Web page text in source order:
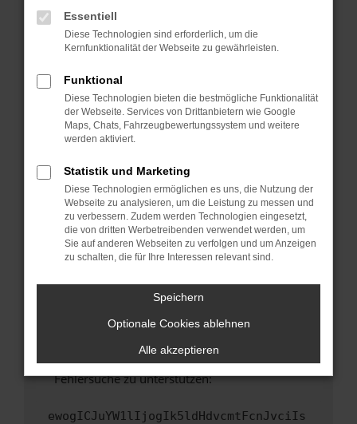
Manche Erweiterungen, wie Werbeblocker,
können das Laden bestimmter Seiten
verhindern. Funktioniert die Seite in einem
Fenster?
Starte dein Gerät neu.
Das kann manchmal helfen, vorübergehende
Probleme zu beheben.
Betriebssystem auf dem neuesten Stand
sind.
Veraltete Software birgt nicht nur ein
Sicherheitsrisiko, sondern kann auch dazu
führen, dass bestimmte Funktionen nicht mehr
unterstützt werden.
Wende dich an den Webseitenbetreiber.
Wenn du alle oben genannten Schritte versucht
hast, kontaktiere uns bitte. Wir werden
versuchen, das Problem zu beheben. Du kannst
uns diesen Text schicken, um uns bei der
Fehlersuche zu unterstützen:
ewogICJuYW1lIjogIk5ldHdvcmtFcnJvciIs
Essentiell
Diese Technologien sind erforderlich, um die
Kernfunktionalität der Webseite zu gewährleisten.
Funktional
Diese Technologien bieten die bestmögliche Funktionalität
der Webseite. Services von Drittanbietern wie Google
Maps, Chats, Fahrzeugbewertungssystem und weitere
werden aktiviert.
Statistik und Marketing
Diese Technologien ermöglichen es uns, die Nutzung der
Webseite zu analysieren, um die Leistung zu messen und
zu verbessern. Zudem werden Technologien eingesetzt,
die von dritten Werbetreibenden verwendet werden, um
Sie auf anderen Webseiten zu verfolgen und um Anzeigen
zu schalten, die für Ihre Interessen relevant sind.
Speichern
Optionale Cookies ablehnen
Alle akzeptieren